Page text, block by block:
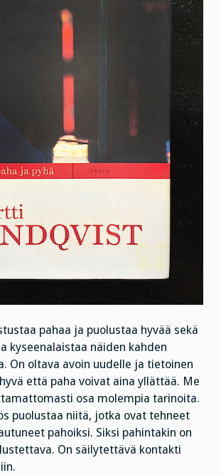
pahaa ja puolustaa hyvää sekä
kyseenalaistaa näiden kahden
On oltava avoin uudelle ja tietoinen
että paha voivat aina yllättää. Me
osa molempia tarinoita.
puolustaa niitä, jotka ovat tehneet
pahoiksi. Siksi pahintakin on
On säilytettävä kontakti